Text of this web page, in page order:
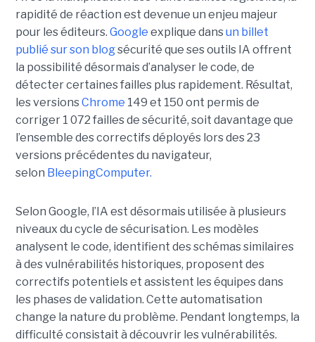
rapidité de réaction est devenue un enjeu majeur
pour les éditeurs. Google explique dansun billet
publié sur son blogsécurité que ses outils IA offrent
la possibilité désormais d’analyser le code, de
détecter certaines failles plus rapidement. Résultat,
les versionsChrome 149 et 150 ont permis de
corriger 1 072 failles de sécurité, soit davantage que
l’ensemble des correctifs déployés lors des 23
versions précédentes du navigateur,
selon BleepingComputer.
Selon Google, l’IA est désormais utilisée à plusieurs
niveaux du cycle de sécurisation. Les modèles
analysent le code, identifient des schémas similaires
à des vulnérabilités historiques, proposent des
correctifs potentiels et assistent les équipes dans
les phases de validation. Cette automatisation
change la nature du problème. Pendant longtemps, la
difficulté consistait à découvrir les vulnérabilités.